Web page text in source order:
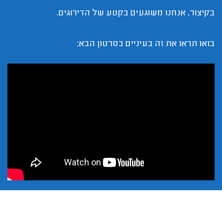
בקיצור, אנחנו משוגעים בקטע של הדירוגים.
בואו תראו את זה בעיניים בסרטון הבא: